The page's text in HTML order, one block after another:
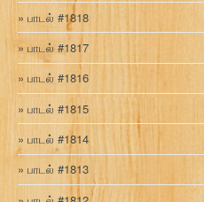
பாடல் #1818
பாடல் #1817
பாடல் #1816
பாடல் #1815
பாடல் #1814
பாடல் #1813